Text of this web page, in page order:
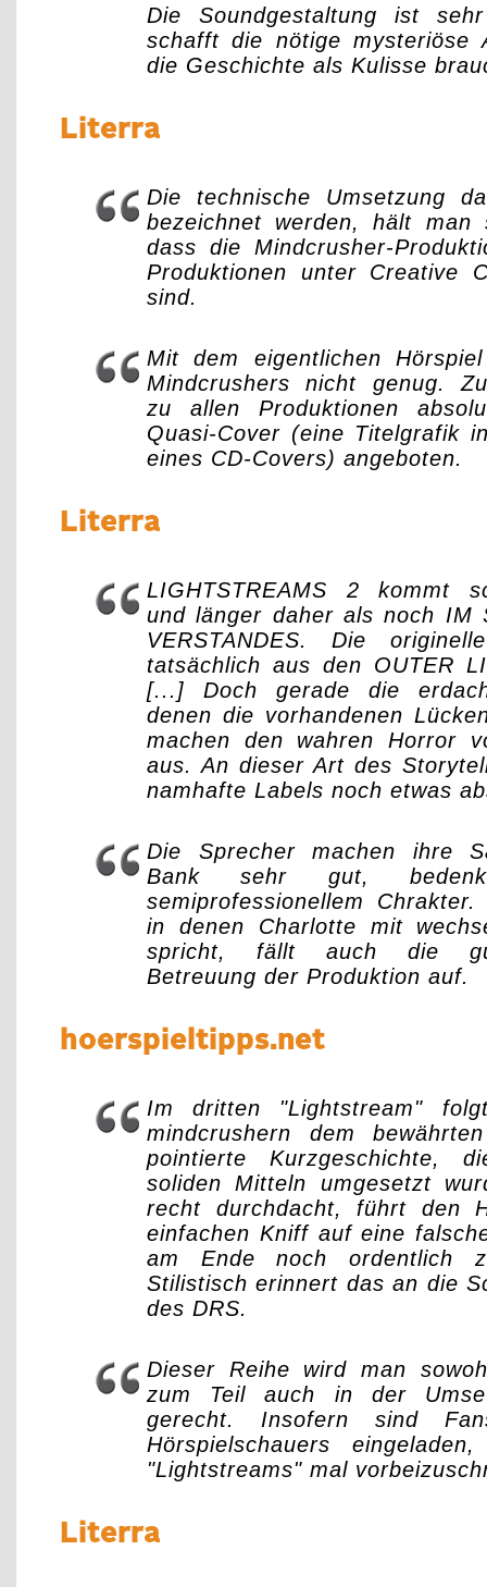
Die Soundgestaltung ist
schafft die nötige mysteriöse
die Geschichte als Kulisse
Literra
Die technische Umsetzung
bezeichnet werden, hält man
dass die Mindcrusher-
Produktionen unter Creative
sind.
Mit dem eigentlichen
Mindcrushers nicht genug.
zu allen Produktionen
Quasi-Cover (eine Titelgrafik
eines CD-Covers) angeboten.
Literra
LIGHTSTREAMS 2 kommt
und länger daher als noch IM
VERSTANDES. Die
tatsächlich aus den OUTER
[...] Doch gerade die
denen die vorhandenen
machen den wahren Horror
aus. An dieser Art des
namhafte Labels noch etwas
Die Sprecher machen ihre
Bank sehr gut,
semiprofessionellem
in denen Charlotte mit
spricht, fällt auch die
Betreuung der Produktion auf.
hoerspieltipps.net
Im dritten "Lightstream"
mindcrushern dem
pointierte Kurzgeschichte,
soliden Mitteln umgesetzt
recht durchdacht, führt den
einfachen Kniff auf eine
am Ende noch ordentlich
Stilistisch erinnert das an die
des DRS.
Dieser Reihe wird man
zum Teil auch in der
gerecht. Insofern sind
Hörspielschauers
"Lightstreams" mal
Literra